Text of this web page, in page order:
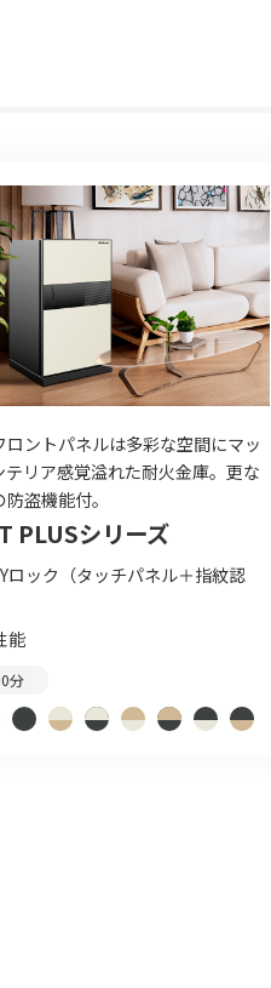
ロントパネルは多彩な空間にマッ
テリア感覚溢れた耐火金庫。更な
盗機能付。
PLUSシリーズ
ロック（タッチパネル＋指紋認
能
分